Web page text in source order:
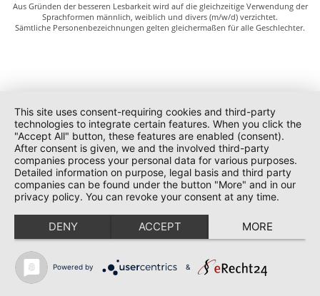
Aus Gründen der besseren Lesbarkeit wird auf die gleichzeitige Verwendung der
Sprachformen männlich, weiblich und divers (m/w/d) verzichtet.
Sämtliche Personenbezeichnungen gelten gleichermaßen für alle Geschlechter.
This site uses consent-requiring cookies and third-party
technologies to integrate certain features. When you click the
"Accept All" button, these features are enabled (consent).
After consent is given, we and the involved third-party
companies process your personal data for various purposes.
Detailed information on purpose, legal basis and third party
companies can be found under the button "More" and in our
privacy policy. You can revoke your consent at any time.
DENY ACCEPT MORE
Powered by &